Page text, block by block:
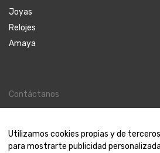
Joyas
Relojes
Amaya
Contáctanos
Nosotros
Utilizamos cookies propias y de
para mostrarte publicidad